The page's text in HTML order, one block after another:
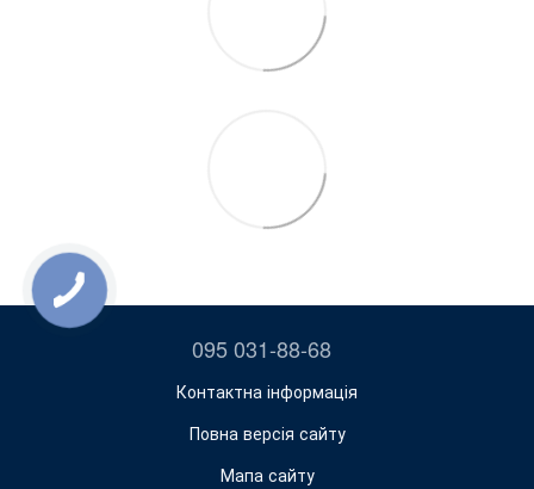
095 031-88-68
Контактна інформація
Повна версія сайту
Мапа сайту